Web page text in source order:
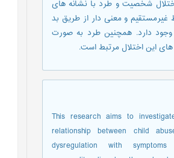
شخصیت و طرد با نشانه های
غیرمستقیم و معنی دار از طریق بد
دارد. همچنین طرد به صورت
این اختلال مرتبط است.
This research aims to
relationship between child
dysregulation with